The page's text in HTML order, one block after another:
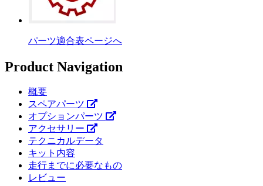
パーツ適合表ページへ
Product Navigation
概要
スペアパーツ
オプションパーツ
アクセサリー
テクニカルデータ
キット内容
走行までに必要なもの
レビュー